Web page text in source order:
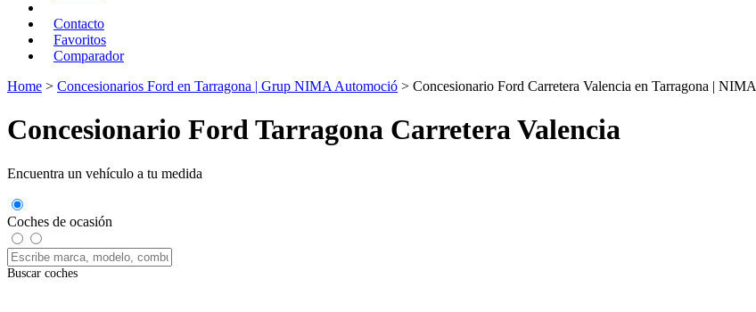
Contacto
Favoritos
Comparador
Home > Concesionarios Ford en Tarragona | Grup NIMA Automoció > Concesionario Ford Carretera Valencia en Tarragona | NIMA
Concesionario Ford Tarragona Carretera Valencia
Encuentra un vehículo a tu medida
Coches de ocasión
Buscar coches